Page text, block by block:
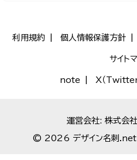
利用規約 個人情報保護方針
サイト
note X（Twitter
運営会社: 株式会社
© 2026 デザイン名刺